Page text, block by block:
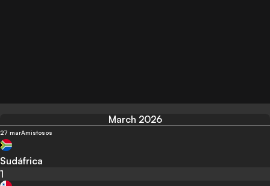
March 2026
27 marAmistosos
Sudáfrica
1